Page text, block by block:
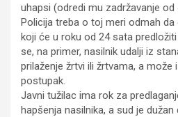
uhapsi (odredi mu zadržavanje od
Policija treba o toj meri odmah
koji će u roku od 24 sata
se, na primer, nasilnik udalji iz
prilaženje žrtvi ili žrtvama, a može
postupak.
Javni tužilac ima rok za
hapšenja nasilnika, a sud je